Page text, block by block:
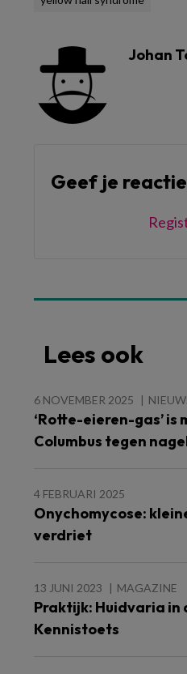
Johan
Geef je reactie
Lees ook
6 NOVEMBER 2025
‘Rotte-eieren-gas’ is
Columbus tegen
4 FEBRUARI 2025
Onychomycose:
verdriet
13 JUNI 2023 MAGAZINE
Praktijk: Huidvaria in
Kennistoets